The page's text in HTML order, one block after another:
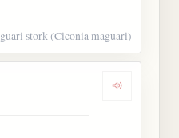
stork (Ciconia maguari)
Dengarkan